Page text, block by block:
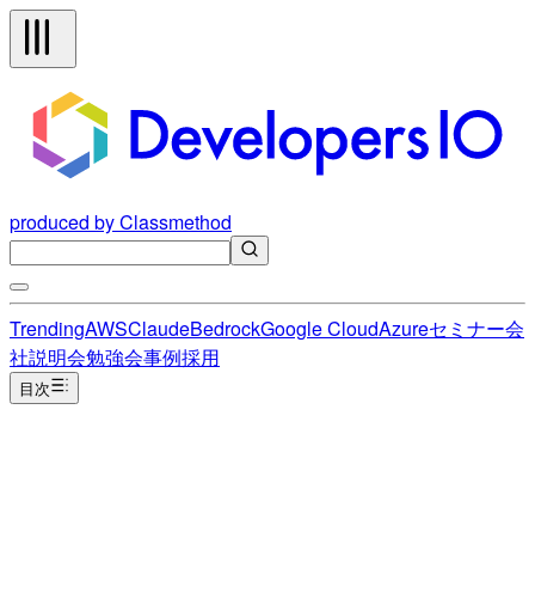
produced by Classmethod
TrendingAWSClaudeBedrockGoogle CloudAzureセミナー会
社説明会勉強会事例採用
目次